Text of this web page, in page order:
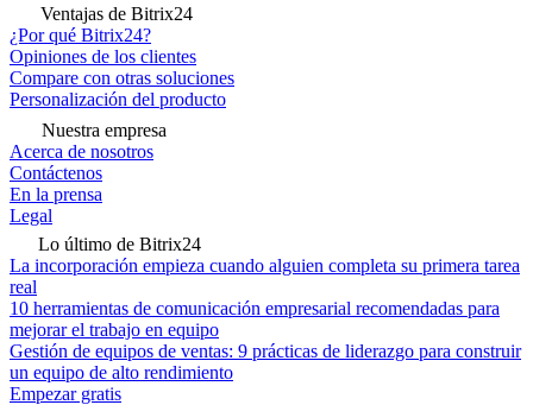
Ventajas de Bitrix24
¿Por qué Bitrix24?
Opiniones de los clientes
Compare con otras soluciones
Personalización del producto
Nuestra empresa
Acerca de nosotros
Contáctenos
En la prensa
Legal
Lo último de Bitrix24
La incorporación empieza cuando alguien completa su primera tarea
real
10 herramientas de comunicación empresarial recomendadas para
mejorar el trabajo en equipo
Gestión de equipos de ventas: 9 prácticas de liderazgo para construir
un equipo de alto rendimiento
Empezar gratis